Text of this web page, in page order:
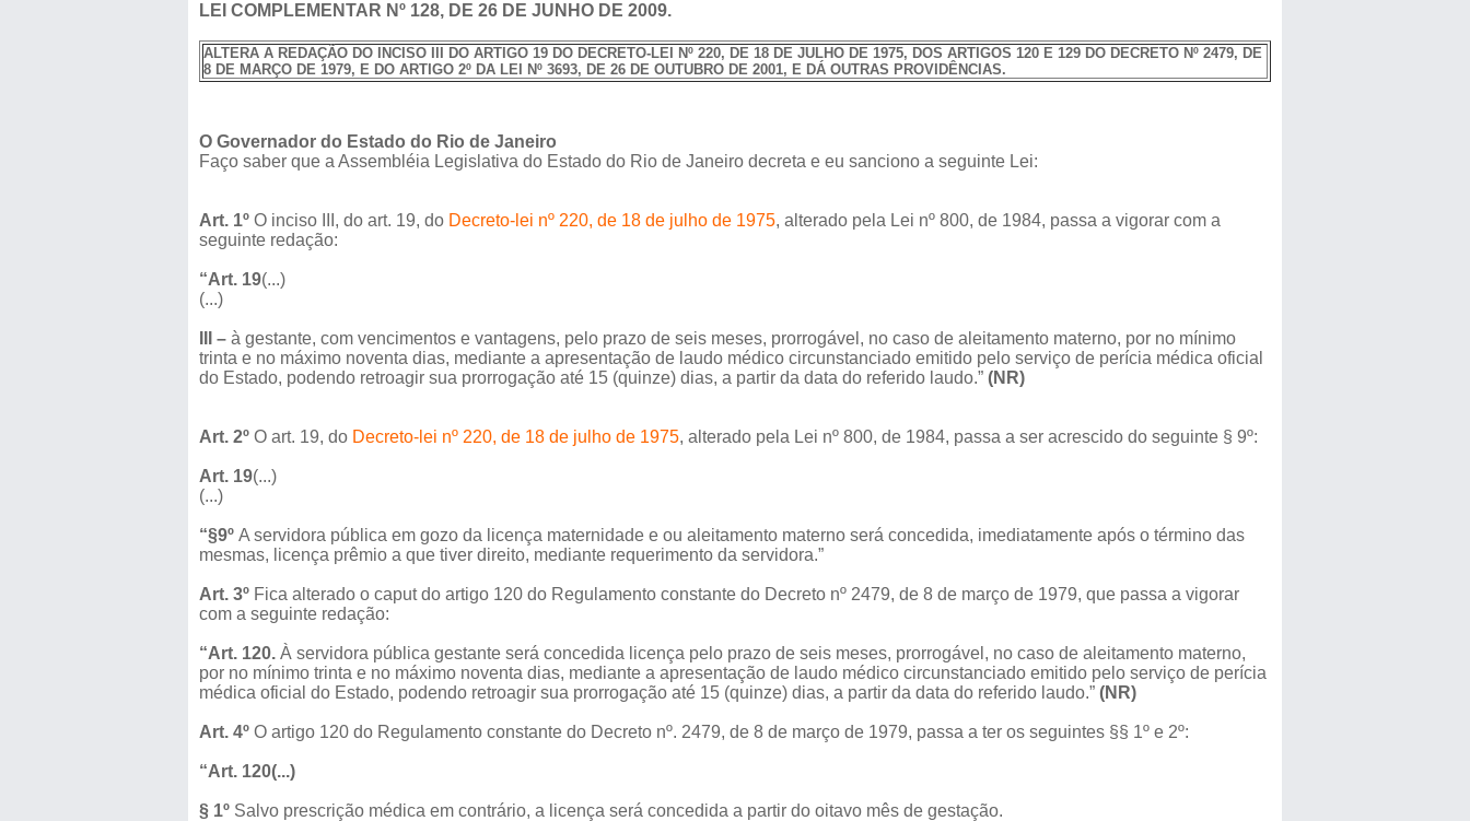
LEI COMPLEMENTAR Nº 128, DE 26 DE JUNHO DE 2009.
ALTERA A REDAÇÃO DO INCISO III DO ARTIGO 19 DO DECRETO-LEI Nº 220, DE 18 DE JULHO DE 1975, DOS ARTIGOS 120 E 129 DO DECRETO Nº 2479, DE
8 DE MARÇO DE 1979, E DO ARTIGO 2º DA LEI Nº 3693, DE 26 DE OUTUBRO DE 2001, E DÁ OUTRAS PROVIDÊNCIAS.
O Governador do Estado do Rio de Janeiro
Faço saber que a Assembléia Legislativa do Estado do Rio de Janeiro decreta e eu sanciono a seguinte Lei:
Art. 1º O inciso III, do art. 19, do Decreto-lei nº 220, de 18 de julho de 1975, alterado pela Lei nº 800, de 1984, passa a vigorar com a
seguinte redação:
“Art. 19(...)
(...)
III – à gestante, com vencimentos e vantagens, pelo prazo de seis meses, prorrogável, no caso de aleitamento materno, por no mínimo
trinta e no máximo noventa dias, mediante a apresentação de laudo médico circunstanciado emitido pelo serviço de perícia médica oficial
do Estado, podendo retroagir sua prorrogação até 15 (quinze) dias, a partir da data do referido laudo.” (NR)
Art. 2º O art. 19, do Decreto-lei nº 220, de 18 de julho de 1975, alterado pela Lei nº 800, de 1984, passa a ser acrescido do seguinte § 9º:
Art. 19(...)
(...)
“§9º A servidora pública em gozo da licença maternidade e ou aleitamento materno será concedida, imediatamente após o término das
mesmas, licença prêmio a que tiver direito, mediante requerimento da servidora.”
Art. 3º Fica alterado o caput do artigo 120 do Regulamento constante do Decreto nº 2479, de 8 de março de 1979, que passa a vigorar
com a seguinte redação:
“Art. 120. À servidora pública gestante será concedida licença pelo prazo de seis meses, prorrogável, no caso de aleitamento materno,
por no mínimo trinta e no máximo noventa dias, mediante a apresentação de laudo médico circunstanciado emitido pelo serviço de perícia
médica oficial do Estado, podendo retroagir sua prorrogação até 15 (quinze) dias, a partir da data do referido laudo.” (NR)
Art. 4º O artigo 120 do Regulamento constante do Decreto nº. 2479, de 8 de março de 1979, passa a ter os seguintes §§ 1º e 2º:
“Art. 120(...)
§ 1º Salvo prescrição médica em contrário, a licença será concedida a partir do oitavo mês de gestação.